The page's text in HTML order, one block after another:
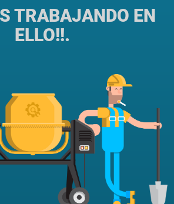
TRABAJANDO EN
ELLO!!.